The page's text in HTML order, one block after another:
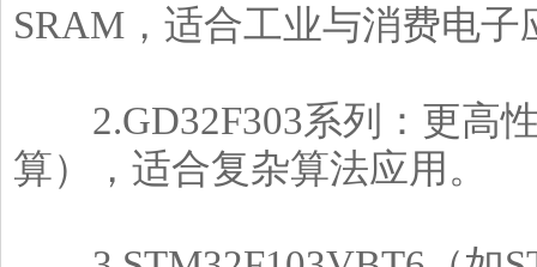
SRAM，适合工业与消费电子
2.GD32F303系列：更高性
算），适合复杂算法应用。